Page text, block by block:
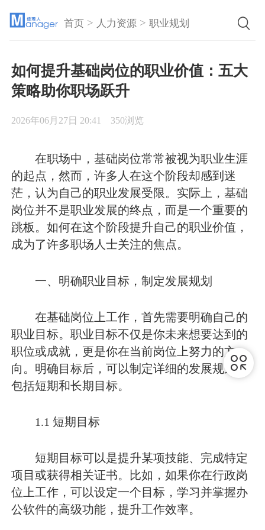
首页 > 人力资源 >职业规划
如何提升基础岗位的职业价值：五大
策略助你职场跃升
2026年06月27日 20:41 350浏览
在职场中，基础岗位常常被视为职业生涯
的起点，然而，许多人在这个阶段却感到迷
茫，认为自己的职业发展受限。实际上，基础
岗位并不是职业发展的终点，而是一个重要的
跳板。如何在这个阶段提升自己的职业价值，
成为了许多职场人士关注的焦点。
一、明确职业目标，制定发展规划
在基础岗位上工作，首先需要明确自己的
职业目标。职业目标不仅是你未来想要达到的
职位或成就，更是你在当前岗位上努力的方
向。明确目标后，可以制定详细的发展规划，
包括短期和长期目标。
1.1 短期目标
短期目标可以是提升某项技能、完成特定
项目或获得相关证书。比如，如果你在行政岗
位上工作，可以设定一个目标，学习并掌握办
公软件的高级功能，提升工作效率。